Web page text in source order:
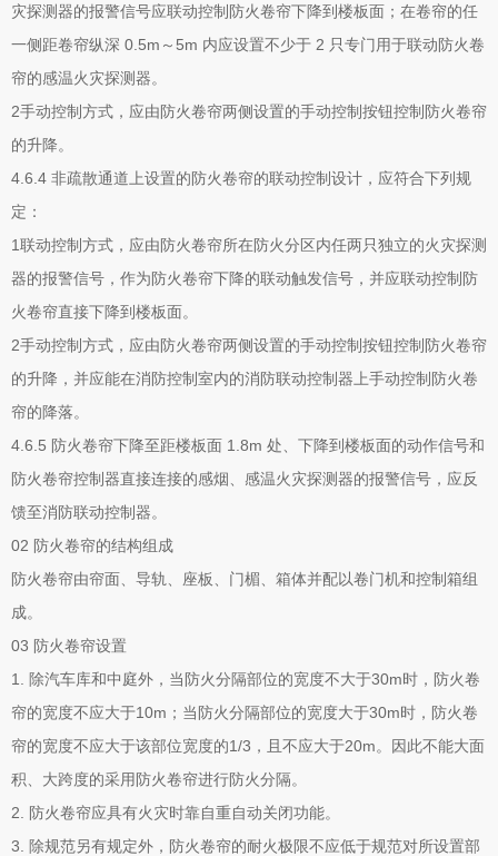
灾探测器的报警信号应联动控制防火卷帘下降到楼板面；在卷帘的任
一侧距卷帘纵深 0.5m～5m 内应设置不少于 2 只专门用于联动防火卷
帘的感温火灾探测器。
2手动控制方式，应由防火卷帘两侧设置的手动控制按钮控制防火卷帘
的升降。
4.6.4 非疏散通道上设置的防火卷帘的联动控制设计，应符合下列规
定：
1联动控制方式，应由防火卷帘所在防火分区内任两只独立的火灾探测
器的报警信号，作为防火卷帘下降的联动触发信号，并应联动控制防
火卷帘直接下降到楼板面。
2手动控制方式，应由防火卷帘两侧设置的手动控制按钮控制防火卷帘
的升降，并应能在消防控制室内的消防联动控制器上手动控制防火卷
帘的降落。
4.6.5 防火卷帘下降至距楼板面 1.8m 处、下降到楼板面的动作信号和
防火卷帘控制器直接连接的感烟、感温火灾探测器的报警信号，应反
馈至消防联动控制器。
02 防火卷帘的结构组成
防火卷帘由帘面、导轨、座板、门楣、箱体并配以卷门机和控制箱组
成。
03 防火卷帘设置
1. 除汽车库和中庭外，当防火分隔部位的宽度不大于30m时，防火卷
帘的宽度不应大于10m；当防火分隔部位的宽度大于30m时，防火卷
帘的宽度不应大于该部位宽度的1/3，且不应大于20m。因此不能大面
积、大跨度的采用防火卷帘进行防火分隔。
2. 防火卷帘应具有火灾时靠自重自动关闭功能。
3. 除规范另有规定外，防火卷帘的耐火极限不应低于规范对所设置部